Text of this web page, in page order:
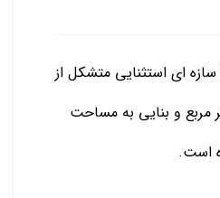
ای استثنایی متشکل از
به مساحت 300 متر مربع و بنایی به مساحت